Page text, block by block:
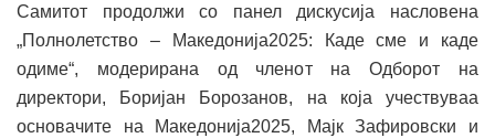
Самитот продолжи со панел дискусија насловена
„Полнолетство – Македонија2025: Каде сме и каде
одиме“, модерирана од членот на Одборот на
директори, Боријан Борозанов, на која учествуваа
основачите на Македонија2025, Мајк Зафировски и